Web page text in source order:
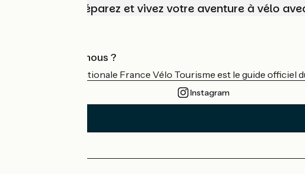
Choisissez, préparez et vivez votre aventure à vélo
Qui sommes-nous ?
L'association nationale France Vélo Tourisme est le guide officiel
Instagram